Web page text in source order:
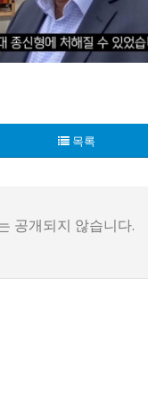
, 필라보프는 내란
필라보프의 내란 혐
목록
공개되지 않습니다.